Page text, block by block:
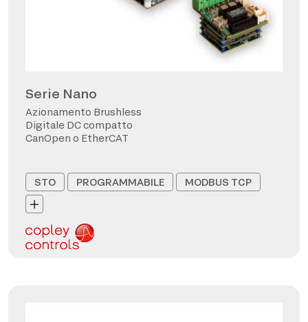
Serie Nano
Azionamento Brushless
Digitale DC compatto
CanOpen o EtherCAT
STO PROGRAMMABILE MODBUS TCP